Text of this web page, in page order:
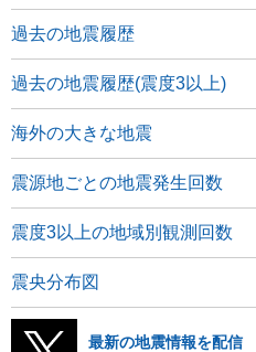
過去の地震履歴
過去の地震履歴(震度3以上)
海外の大きな地震
震源地ごとの地震発生回数
震度3以上の地域別観測回数
震央分布図
最新の地震情報を配信